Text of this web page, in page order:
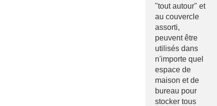
"tout autour" et
au couvercle
assorti,
peuvent être
utilisés dans
n'importe quel
espace de
maison et de
bureau pour
stocker tous